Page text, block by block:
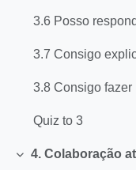
Quiz to 3
Collapse